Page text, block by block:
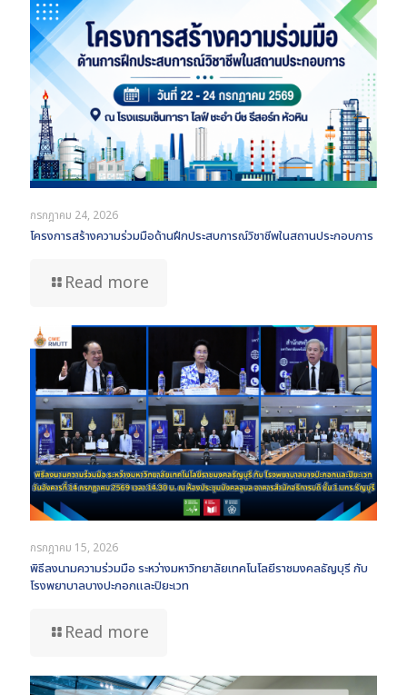
กรกฎาคม 24, 2026
โครงการสร้างความร่วมมือด้านฝึกประสบการณ์วิชาชีพในสถานประกอบการ
Read more
กรกฎาคม 15, 2026
พิธีลงนามความร่วมมือ ระหว่างมหาวิทยาลัยเทคโนโลยีราชมงคลธัญบุรี กับ
โรงพยาบาลบางปะกอกและปิยะเวท
Read more